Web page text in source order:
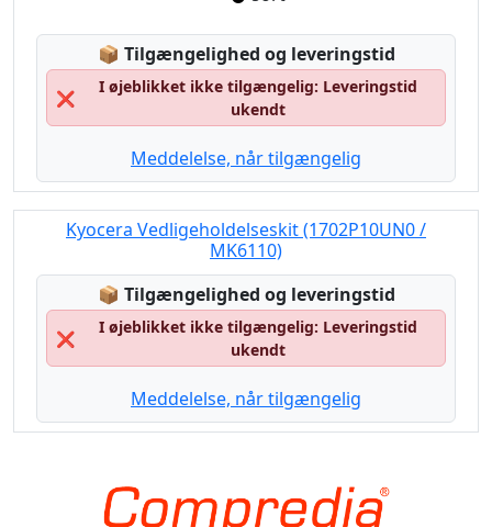
📦 Lagerstatus:
Tilgængelighed og leveringstid
❌
I øjeblikket ikke tilgængelig: Leveringstid
ukendt
Meddelelse, når tilgængelig
Kyocera Vedligeholdelseskit (1702P10UN0 /
MK6110)
📦 Lagerstatus:
Tilgængelighed og leveringstid
❌
I øjeblikket ikke tilgængelig: Leveringstid
ukendt
Meddelelse, når tilgængelig